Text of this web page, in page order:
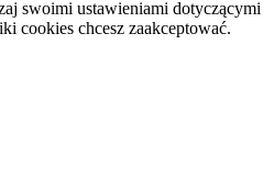
swoimi ustawieniami dotyczącymi
cookies chcesz zaakceptować.